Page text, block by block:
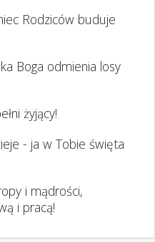
Rodziców buduje
Boga odmienia losy
żyjący!
- ja w Tobie święta
i mądrości,
i pracą!